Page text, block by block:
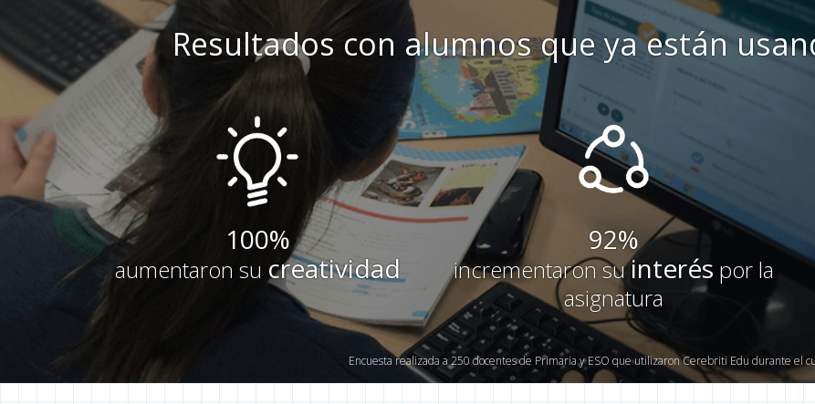
Resultados con alumnos que ya están
100%
aumentaron su creatividad
92%
incrementaron suinterés por la
asignatura
Encuesta realizada a 250 docentes de Primaria y ESO que utilizaron Cerebriti Edu durante el